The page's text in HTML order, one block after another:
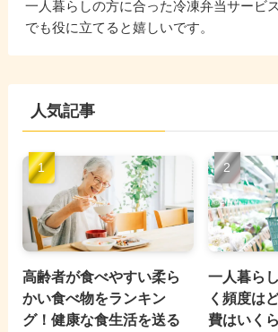
一人暮らしの方に合った冷凍弁当サービ
でも役に立てると嬉しいです。
人気記事
高齢者が食べやすい柔ら
かい食べ物をランキン
グ！健康な食生活を送る
一人暮ら
く頻度は
費はいく